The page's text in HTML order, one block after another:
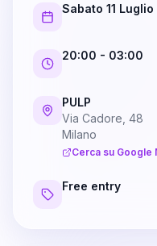
Sabato 11
20:00 - 03:00
PULP
Via Cadore, 48
Milano
Cerca su Google
Free entry